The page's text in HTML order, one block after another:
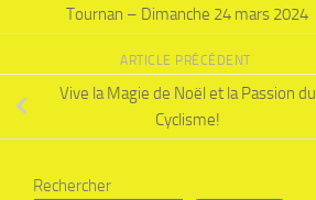
Tournan – Dimanche 24 mars 2024
ARTICLE PRÉCÉDENT
Vive la Magie de Noël et la Passion du
Cyclisme!
Rechercher